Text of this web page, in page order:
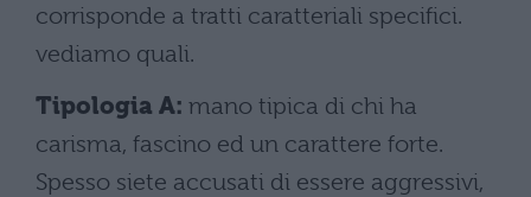
corrisponde a tratti caratteriali specifici.
vediamo quali.
Tipologia A: mano tipica di chi ha
carisma, fascino ed un carattere forte.
Spesso siete accusati di essere aggressivi,